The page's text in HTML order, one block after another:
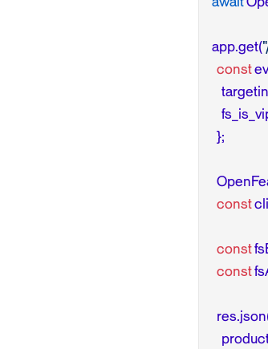
app.get(
const
  };
const
const
const